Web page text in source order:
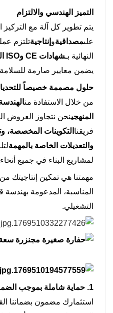
التميز الهندسي والالتزام
يتم تطوير كل آلة مع التركيز
علىمصداقيةو إنتاجيةتلتزم
النهائية بـشهادات CE وISO المعترف بها عالميًا
يضمن معايير صارمة للسلامة
حلول مصممة خصيصاً
من خلال الاستفادة من
المنهجينحن نتجاوز العروض
فريقنا التكوينات المخصصة،
والتعديلات الخاصة بالمهمة
لمشاريع البناء في جميع
مهمتنا هي تمكين إنتاجيتك
المناسبة، المدعومة بهندسة
التشغيلي.
1. حماية شاملة بموجب الضمان
استثمارك مضمون بضماننا